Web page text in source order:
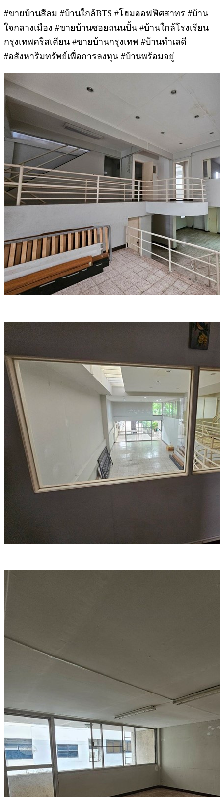
#ขายบ้านสีลม #บ้านใกล้BTS #โฮมออฟฟิศสาทร #บ้าน
ใจกลางเมือง #ขายบ้านซอยถนนปั้น #บ้านใกล้โรงเรียน
กรุงเทพคริสเตียน #ขายบ้านกรุงเทพ #บ้านทำเลดี
#อสังหาริมทรัพย์เพื่อการลงทุน #บ้านพร้อมอยู่